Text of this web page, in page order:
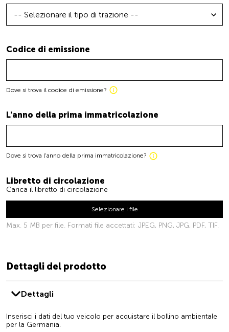
-- Selezionare il tipo di trazione --
Codice di emissione
Dove si trova il codice di emissione?
L'anno della prima immatricolazione
Dove si trova l'anno della prima immatricolazione?
Libretto di circolazione
Carica il libretto di circolazione
Selezionare i file
Max. 5 MB per file. Formati file accettati: JPEG, PNG, JPG, PDF, TIF.
Dettagli del prodotto
Dettagli
Inserisci i dati del tuo veicolo per acquistare il bollino ambientale
per la Germania.